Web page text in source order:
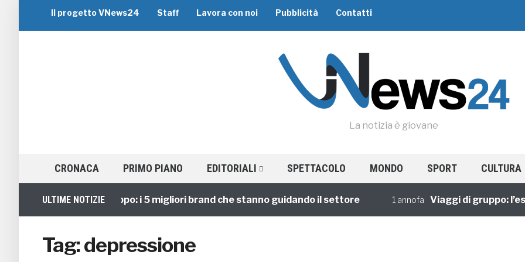
Il progetto VNews24 Staff Lavora con noi Pubblicità Contatti
La notizia è giovane
CRONACA PRIMO PIANO EDITORIALI SPETTACOLO MONDO SPORT CULTURA
ULTIME NOTIZIE
Viaggi di Gruppo: i 5 migliori brand che stanno guidando il settore 1 annofa Viaggi di gruppo:
Tag:depressione